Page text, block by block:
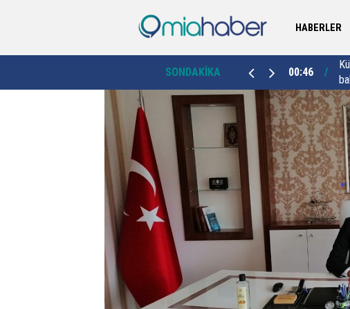
HABERLER
SONDAKİKA
Kütahya’da sahipsiz hayvanlar için dördüncü
bakımevi Emet’te hizmete açıldı
23:46